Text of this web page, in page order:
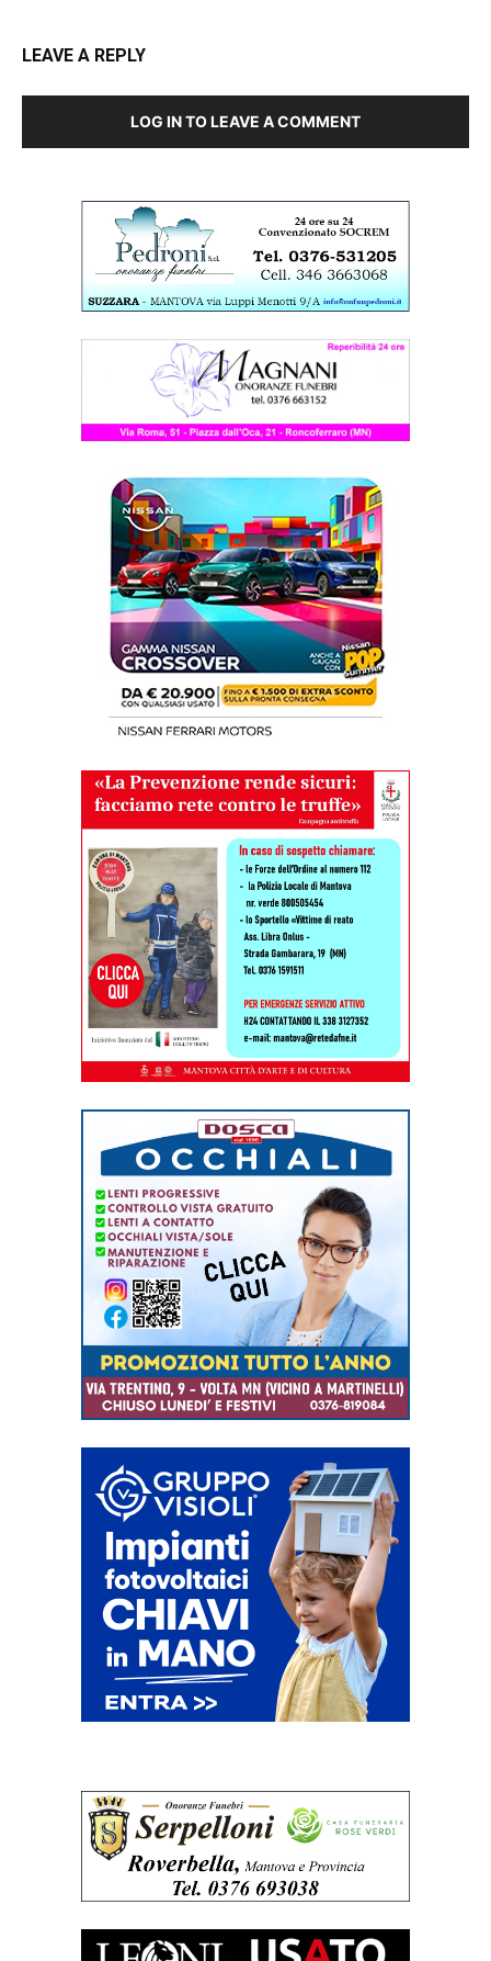
LEAVE A REPLY
LOG IN TO LEAVE A COMMENT